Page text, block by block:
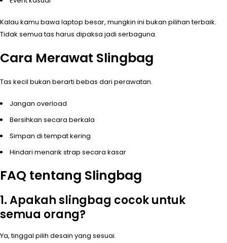
Kalau kamu bawa laptop besar, mungkin ini bukan pilihan terbaik.
Tidak semua tas harus dipaksa jadi serbaguna.
Cara Merawat Slingbag
Tas kecil bukan berarti bebas dari perawatan.
Jangan overload
Bersihkan secara berkala
Simpan di tempat kering
Hindari menarik strap secara kasar
FAQ tentang Slingbag
1. Apakah slingbag cocok untuk
semua orang?
Ya, tinggal pilih desain yang sesuai.